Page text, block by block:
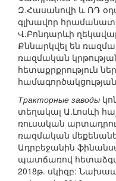
Զ.Հասանովի և ՌԴ
գլխավոր
Վ.Բոնդարևի
Քննարկվել են
ռազմական
հետաքրքրություն
Тракторные заводы
տեղակալ Ա.Լոսևի
ռուսական
ռազմական
Ադրբեջանին
պատճառով
2018թ. սկիզբ: